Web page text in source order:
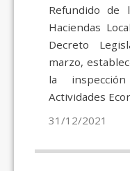
Refundido de
Haciendas
Decreto
marzo,
la
Actividades
31/12/2021